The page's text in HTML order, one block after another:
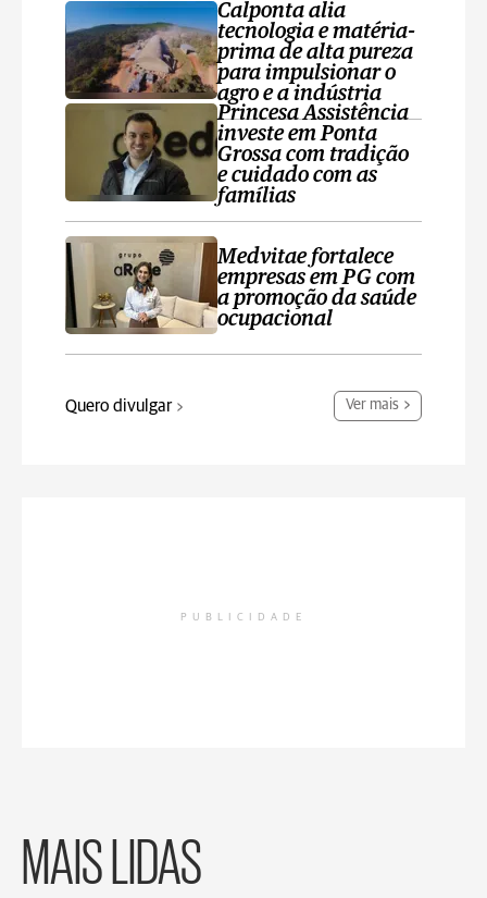
Calponta alia
tecnologia e matéria-
prima de alta pureza
para impulsionar o
agro e a indústria
Princesa Assistência
investe em Ponta
Grossa com tradição
e cuidado com as
famílias
Medvitae fortalece
empresas em PG com
a promoção da saúde
ocupacional
Quero divulgar Ver mais
PUBLICIDADE
MAIS LIDAS